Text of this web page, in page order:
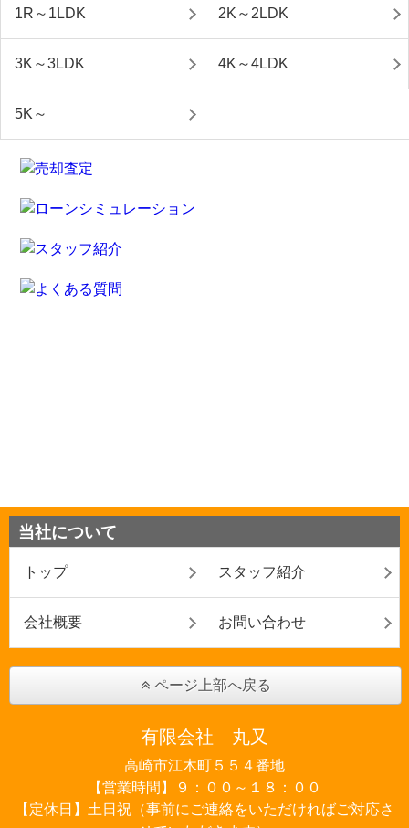
1R～1LDK 2K～2LDK
3K～3LDK 4K～4LDK
5K～
当社について
トップ スタッフ紹介
会社概要 お問い合わせ
ページ上部へ戻る
有限会社 丸又
高崎市江木町５５４番地
【営業時間】９：００～１８：００
【定休日】土日祝（事前にご連絡をいただければご対応さ